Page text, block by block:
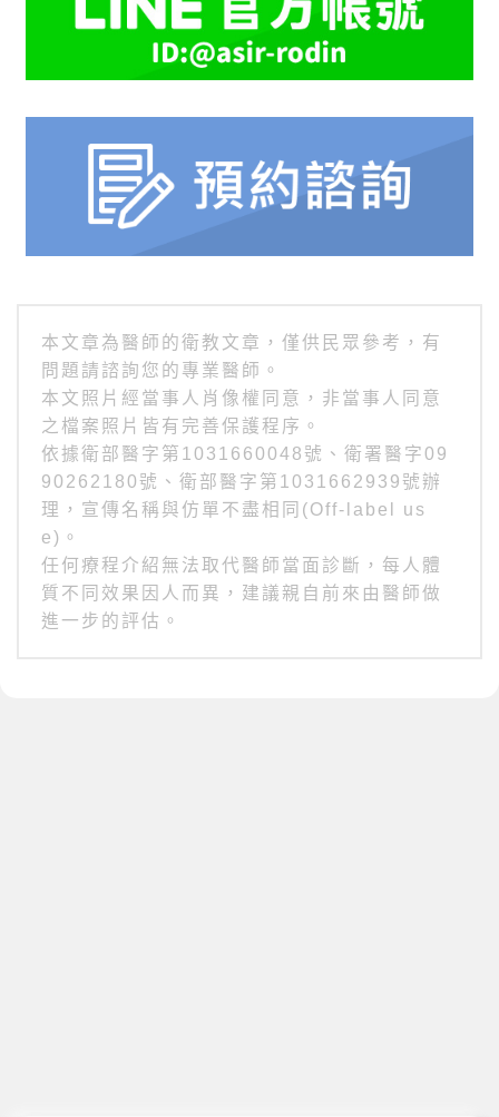
本文章為醫師的衛教文章，僅供民眾參考，有
問題請諮詢您的專業醫師。
本文照片經當事人肖像權同意，非當事人同意
之檔案照片皆有完善保護程序。
依據衛部醫字第1031660048號、衛署醫字09
90262180號、衛部醫字第1031662939號辦
理，宣傳名稱與仿單不盡相同(Off-label us
e)。
任何療程介紹無法取代醫師當面診斷，每人體
質不同效果因人而異，建議親自前來由醫師做
進一步的評估。